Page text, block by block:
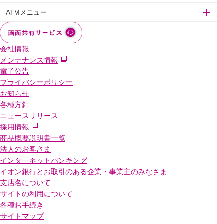
ATMメニュー
会社情報
メンテナンス情報
電子公告
プライバシーポリシー
お知らせ
各種方針
ニュースリリース
採用情報
商品概要説明書一覧
法人のお客さま
インターネットバンキング
イオン銀行とお取引のある企業・事業主のみなさま
支店名について
サイトの利用について
各種お手続き
サイトマップ